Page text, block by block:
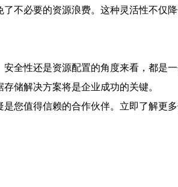
不必要的资源浪费。这种灵活性不仅
全性还是资源配置的角度来看，都是
储解决方案将是企业成功的关键。
您值得信赖的合作伙伴。立即了解更